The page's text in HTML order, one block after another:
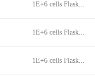
1E+6 cells Flask...
1E+6 cells Flask...
1E+6 cells Flask...